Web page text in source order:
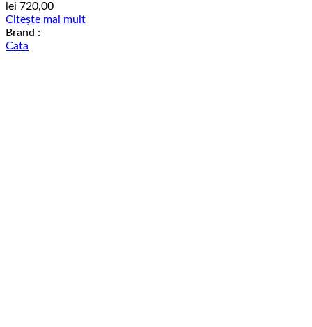
lei 720,00
Citește mai mult
Brand :
Cata